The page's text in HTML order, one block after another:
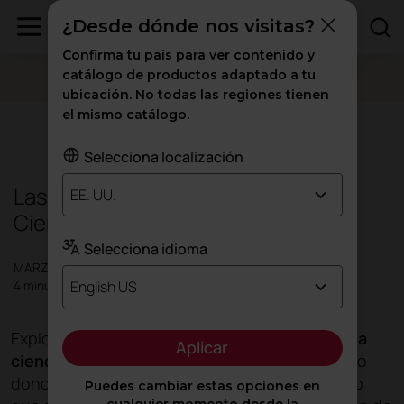
Las voces de la Neuroarquitectura:
Ciencia & Diseño
MARZO 2024
4 minutos
Explorar la intersección entre la
arquitectura, la
ciencia y el diseñorevela un fascinante terreno
donde los espacios no solo se construyen, sino
¿Desde dónde nos visitas?
Confirma tu país para ver contenido y
catálogo de productos adaptado a tu
ubicación. No todas las regiones tienen
el mismo catálogo.
Selecciona localización
EE. UU.
Selecciona idioma
English US
Aplicar
Puedes cambiar estas opciones en